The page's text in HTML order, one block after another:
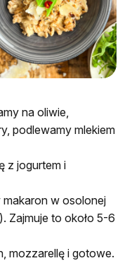
na oliwie,
podlewamy mlekiem
z jogurtem i
w osolonej
Zajmuje to około 5-6
mozzarellę i gotowe.